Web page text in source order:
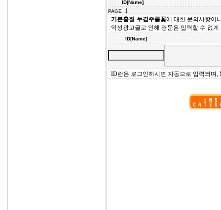
ID[Name]
PAGE
1
기본홈질-두겹주름꽃에 대한 문의사항이
악성광고글로 인해 영문은 입력할 수 없
ID[Name]
ID란은 로그인하시면 자동으로 입력되며